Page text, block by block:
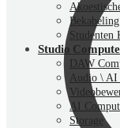
Bekabeling
Studenten
Studio
DAW
Audio \ AI
AI
Storage